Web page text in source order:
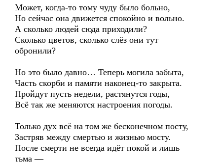
Может, когда-то тому чуду было больно,
Но сейчас она движется спокойно и вольно.
А сколько людей сюда приходили?
Сколько цветов, сколько слёз они тут
обронили?
Но это было давно… Теперь могила забыта,
Часть скорби и памяти наконец-то закрыта.
Пройдут пусть недели, растянутся годы,
Всё так же меняются настроения погоды.
Только дух всё на том же бесконечном посту,
Застряв между смертью и жизнью мосту.
После смерти не всегда идёт покой и лишь
тьма —